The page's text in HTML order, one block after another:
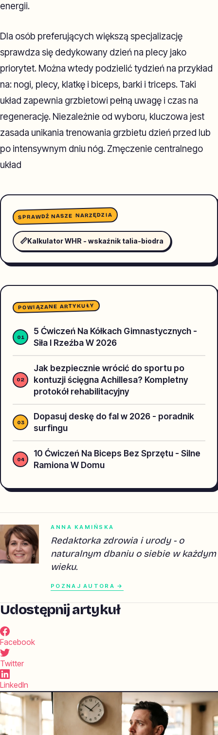
energii.
Dla osób preferujących większą specjalizację
sprawdza się dedykowany dzień na plecy jako
priorytet. Można wtedy podzielić tydzień na przykład
na: nogi, plecy, klatkę i biceps, barki i triceps. Taki
układ zapewnia grzbietowi pełną uwagę i czas na
regenerację. Niezależnie od wyboru, kluczowa jest
zasada unikania trenowania grzbietu dzień przed lub
po intensywnym dniu nóg. Zmęczenie centralnego
układ
SPRAWDŹ NASZE NARZĘDZIA
📏Kalkulator WHR - wskaźnik talia-biodra
POWIĄZANE ARTYKUŁY
5 Ćwiczeń Na Kółkach Gimnastycznych -
Siła I Rzeźba W 2026
Jak bezpiecznie wrócić do sportu po
kontuzji ścięgna Achillesa? Kompletny
protokół rehabilitacyjny
Dopasuj deskę do fal w 2026 - poradnik
surfingu
10 Ćwiczeń Na Biceps Bez Sprzętu - Silne
Ramiona W Domu
ANNA KAMIŃSKA
Redaktorka zdrowia i urody - o
naturalnym dbaniu o siebie w każdym
wieku.
POZNAJ AUTORA →
Udostępnij artykuł
Facebook
Twitter
LinkedIn